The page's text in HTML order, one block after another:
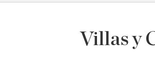
Villas y